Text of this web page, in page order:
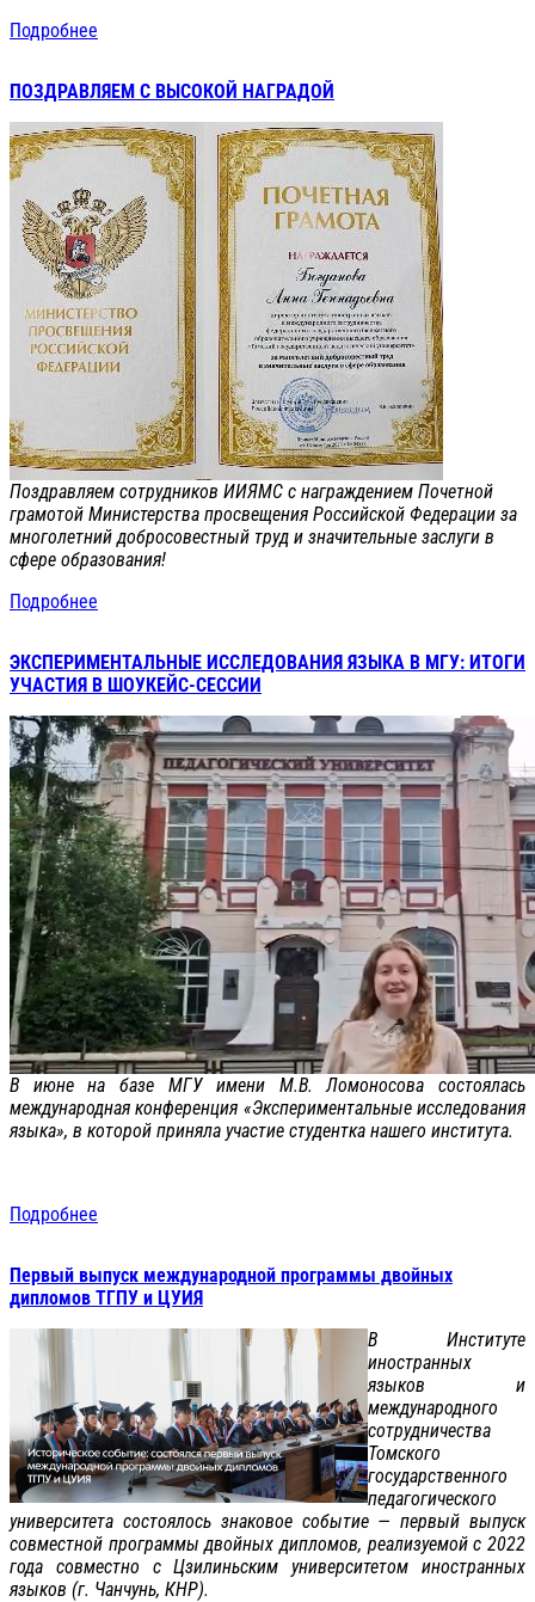
Подробнее
ПОЗДРАВЛЯЕМ С ВЫСОКОЙ НАГРАДОЙ
Поздравляем сотрудников ИИЯМС с награждением Почетной
грамотой Министерства просвещения Российской Федерации за
многолетний добросовестный труд и значительные заслуги в
сфере образования!
Подробнее
ЭКСПЕРИМЕНТАЛЬНЫЕ ИССЛЕДОВАНИЯ ЯЗЫКА В МГУ: ИТОГИ
УЧАСТИЯ В ШОУКЕЙС-СЕССИИ
В июне на базе МГУ имени М.В. Ломоносова состоялась
международная конференция «Экспериментальные исследования
языка», в которой приняла участие студентка нашего института.
Подробнее
Первый выпуск международной программы двойных
дипломов ТГПУ и ЦУИЯ
В Институте
иностранных
языков и
международного
сотрудничества
Томского
государственного
педагогического
университета состоялось знаковое событие — первый выпуск
совместной программы двойных дипломов, реализуемой с 2022
года совместно с Цзилиньским университетом иностранных
языков (г. Чанчунь, КНР).